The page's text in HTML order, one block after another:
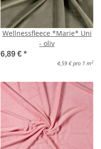
Wellnessfleece *Marie* Uni
- oliv
6,89 € *
4,59 € pro 1 m 2